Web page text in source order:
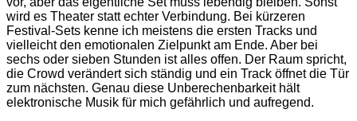
wird es Theater statt echter Verbindung. Bei kürzeren
Festival-Sets kenne ich meistens die ersten Tracks und
vielleicht den emotionalen Zielpunkt am Ende. Aber bei
sechs oder sieben Stunden ist alles offen. Der Raum spricht,
die Crowd verändert sich ständig und ein Track öffnet die Tür
zum nächsten. Genau diese Unberechenbarkeit hält
elektronische Musik für mich gefährlich und aufregend.